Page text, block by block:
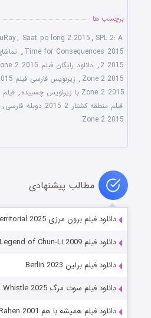
برچسب ها
, Saat po long 2 2015, SPL 2: A
Time for Consequences 2015
,
2 2015
, دانلود رایگان فیلم Kill Zone 2 2015
Zone 2 2015
, زیرنویس فارسی فیلم SPL: Kill Zone 2 2015
Zone 2 2015 با زیرنویس چسبیده
, فیلم
فیلم منطقه کشتار 2 2015 دوبله فارسی
,
Zone 2 2015
مطالب پیشنهادی
دانلود فیلم برون مرزی Exterritorial 2025
دانلود فیلم Street Fighter: The Legend of Chun-Li 2009
دانلود فیلم برلین Berlin 2023
دانلود فیلم سوت مرگ Whistle 2025
دانلود فیلم همیشه با هم Tera Mera Saath Rahen 2001